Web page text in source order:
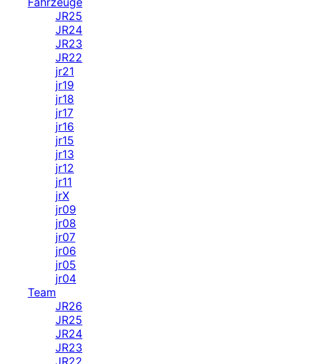
JR25
JR24
JR23
JR22
jr21
jr19
jr18
jr17
jr16
jr15
jr13
jr12
jr11
jrX
jr09
jr08
jr07
jr06
jr05
jr04
Team
JR26
JR25
JR24
JR23
JR22